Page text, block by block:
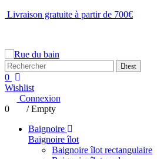
Livraison gratuite à partir de 700€
test
0
Wishlist
Connexion
0
/Empty
Baignoire
Baignoire îlot
Baignoire îlot rectangulaire